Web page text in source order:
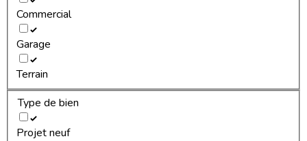
Commercial
Garage
Terrain
Type de bien
Projet neuf